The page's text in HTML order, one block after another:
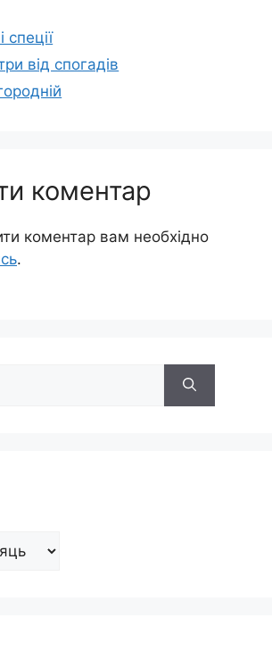
спеції
від спогадів
коментар
коментар вам необхідно
.